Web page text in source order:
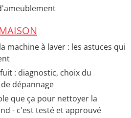
machine à laver : les astuces qui
: diagnostic, choix du
dépannage
que ça pour nettoyer la
- c'est testé et approuvé